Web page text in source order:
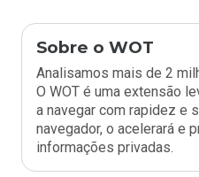
Sobre o WOT
Analisamos mais de 2
O WOT é uma extensão
a navegar com rapidez e
navegador, o acelerará e
informações privadas.